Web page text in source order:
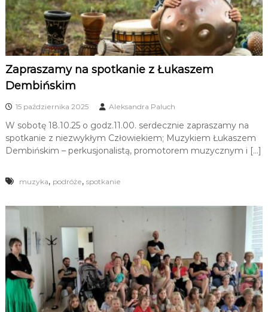
Zapraszamy na spotkanie z Łukaszem
Dembińskim
15 października 2025 Aleksandra Paluch
W sobotę 18.10.25 o godz.11.00. serdecznie zapraszamy na
spotkanie z niezwykłym Człowiekiem; Muzykiem Łukaszem
Dembińskim – perkusjonalistą, promotorem muzycznym i […]
muzyka, podróże, spotkanie